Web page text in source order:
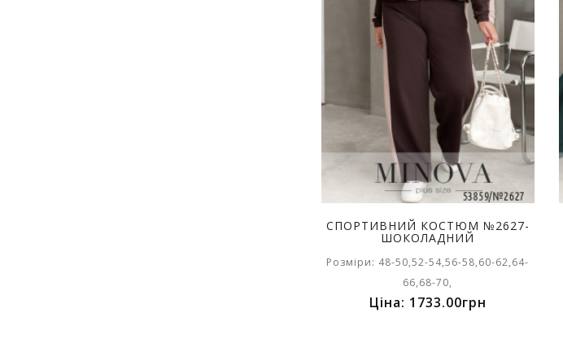
СПОРТИВНИЙ КОСТЮМ №2627-
ШОКОЛАДНИЙ
Розміри: 48-50,52-54,56-58,60-62,64-
66,68-70,
Ціна: 1733.00грн